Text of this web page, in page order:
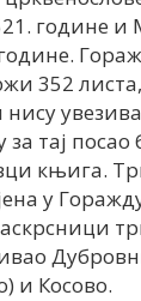
године и
352
тај посао
књига.
у
и Косово.